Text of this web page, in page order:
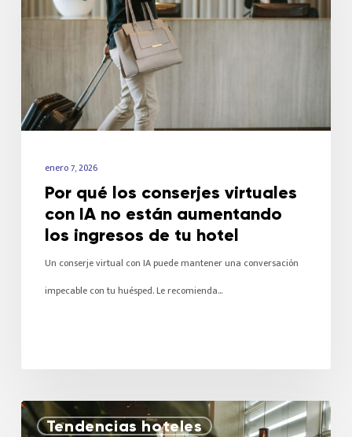
enero 7, 2026
Por qué los conserjes virtuales
con IA no están aumentando
los ingresos de tu hotel
Un conserje virtual con IA puede mantener una conversación
impecable con tu huésped. Le recomienda…
Tendencias hoteles